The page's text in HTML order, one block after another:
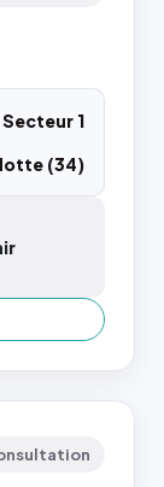
Secteur 1
(34)